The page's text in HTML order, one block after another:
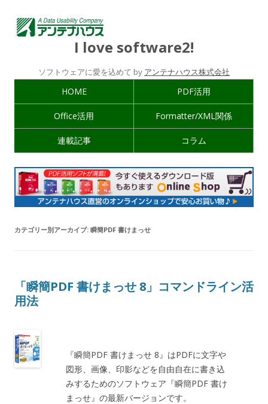
I love software2!
ソフトウェアに愛を込めて by アンテナハウス株式会社
HOME PDF活用
Office活用 Formatter/XML関係
連載記事 コラム
カテゴリー別アーカイブ: 瞬簡PDF 書けまっせ
「瞬簡PDF 書けまっせ 8」コマンドライン活
用法
『瞬簡PDF 書けまっせ 8』はPDFに文字や
図形、画像、印影などを自由自在に書き込
みするためのソフトウェア『瞬簡PDF 書け
まっせ』の最新バージョンです。